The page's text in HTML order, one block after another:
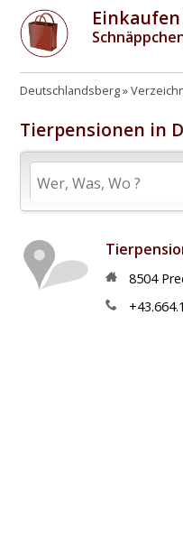
Einkaufen
Deutschlandsberg
Tierpensionen in
8504